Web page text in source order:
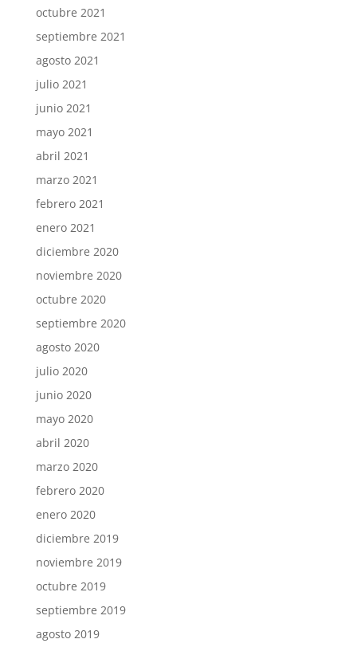
octubre 2021
septiembre 2021
agosto 2021
julio 2021
junio 2021
mayo 2021
abril 2021
marzo 2021
febrero 2021
enero 2021
diciembre 2020
noviembre 2020
octubre 2020
septiembre 2020
agosto 2020
julio 2020
junio 2020
mayo 2020
abril 2020
marzo 2020
febrero 2020
enero 2020
diciembre 2019
noviembre 2019
octubre 2019
septiembre 2019
agosto 2019